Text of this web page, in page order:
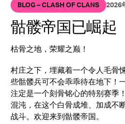
BLOG – CLASH OF CLANS 2026
骷髅帝国已崛起
枯骨之地，荣耀之巅！
村庄之下，埋藏着一个令人毛骨
些骷髅兵可不会乖乖待在地下！
注定是一个刻骨铭心的特别赛季
混沌，在这个白骨成堆、加成不
战斗。欢迎来到骷髅帝国。